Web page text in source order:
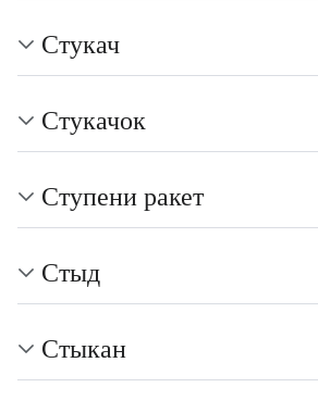
Стукач
Стукачок
Ступени ракет
Стыд
Стыкан